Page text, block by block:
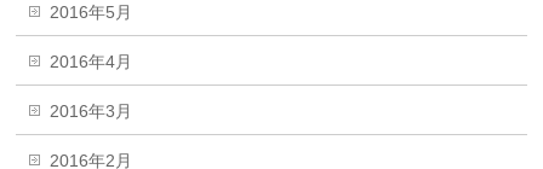
2016年5月
2016年4月
2016年3月
2016年2月